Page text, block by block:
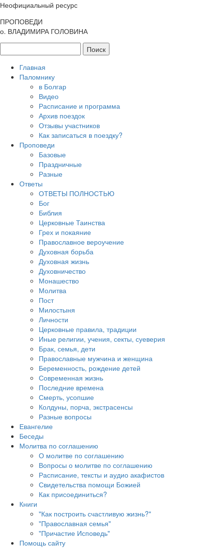
Неофициальный ресурс
ПРОПОВЕДИ
о. ВЛАДИМИРА ГОЛОВИНА
Главная
Паломнику
в Болгар
Видео
Расписание и программа
Архив поездок
Отзывы участников
Как записаться в поездку?
Проповеди
Базовые
Праздничные
Разные
Ответы
ОТВЕТЫ ПОЛНОСТЬЮ
Бог
Библия
Церковные Таинства
Грех и покаяние
Православное вероучение
Духовная борьба
Духовная жизнь
Духовничество
Монашество
Молитва
Пост
Милостыня
Личности
Церковные правила, традиции
Иные религии, учения, секты, суеверия
Брак, семья, дети
Православные мужчина и женщина
Беременность, рождение детей
Современная жизнь
Последние времена
Смерть, усопшие
Колдуны, порча, экстрасенсы
Разные вопросы
Евангелие
Беседы
Молитва по соглашению
О молитве по соглашению
Вопросы о молитве по соглашению
Расписание, тексты и аудио акафистов
Свидетельства помощи Божией
Как присоединиться?
Книги
"Как построить счастливую жизнь?"
"Православная семья"
"Причастие Исповедь"
Помощь сайту